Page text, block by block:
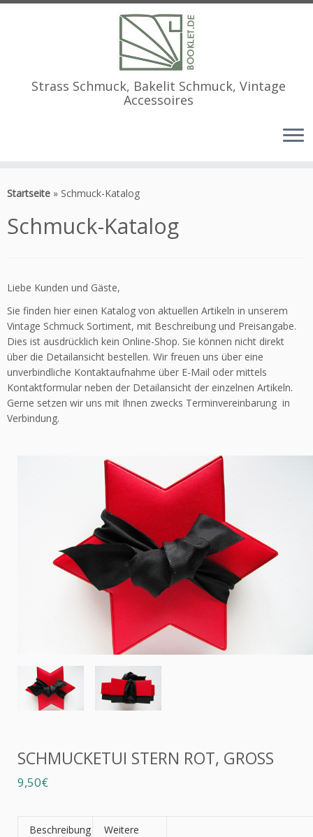
Inhalt
Strass Schmuck, Bakelit Schmuck, Vintage
Accessoires
Startseite » Schmuck-Katalog
Schmuck-Katalog
Liebe Kunden und Gäste,
Sie finden hier einen Katalog von aktuellen Artikeln in unserem
Vintage Schmuck Sortiment, mit Beschreibung und Preisangabe.
Dies ist ausdrücklich kein Online-Shop. Sie können nicht direkt
über die Detailansicht bestellen. Wir freuen uns über eine
unverbindliche Kontaktaufnahme über E-Mail oder mittels
Kontaktformular neben der Detailansicht der einzelnen Artikeln.
Gerne setzen wir uns mit Ihnen zwecks Terminvereinbarung in
Verbindung.
SCHMUCKETUI STERN ROT, GROSS
9,50€
Beschreibung
Weitere